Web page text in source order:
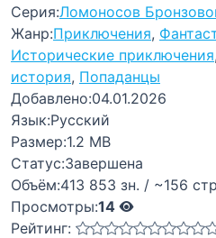
Серия:Ломоносов
Жанр:Приключения,
Исторические приключения,
история, Попаданцы
Добавлено:04.01.2026
Язык:Русский
Размер:1.2 MB
Статус:Завершена
Объём:413 853 зн. / ~156
Просмотры:14
Рейтинг: